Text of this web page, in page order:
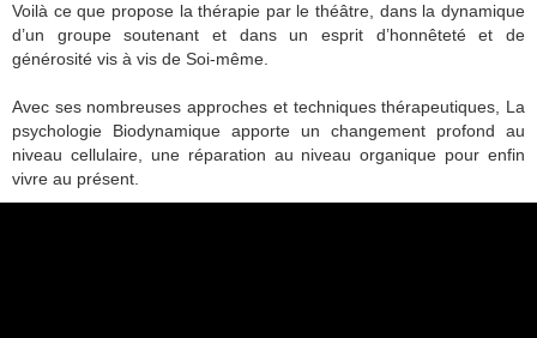
Voilà ce que propose la thérapie par le théâtre, dans la dynamique
d’un groupe soutenant et dans un esprit d’honnêteté et de
générosité vis à vis de Soi-même.
Avec ses nombreuses approches et techniques thérapeutiques, La
psychologie Biodynamique apporte un changement profond au
niveau cellulaire, une réparation au niveau organique pour enfin
vivre au présent.